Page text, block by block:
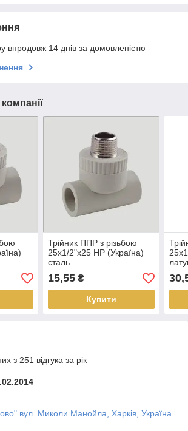
впродовж 14 днів за домовленістю
Трійник ППР з різьбою
25х1/2"х25 НР (Україна)
сталь
15,55₴
Купити
з 251 відгука за рік
вул. Миколи Манойла, Харків, Україна